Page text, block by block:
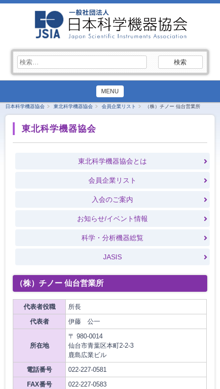
索:
MENU
日本科学機器協会 東北科学機器協会 会員企業リスト （株）チノー 仙台営業所
東北科学機器協会
東北科学機器協会とは
会員企業リスト
入会のご案内
お知らせ/イベント情報
科学・分析機器総覧
JASIS
（株）チノー 仙台営業所
代表者役職
所長
代表者
伊藤 公一
所在地
〒 980-0014
仙台市青葉区本町2-2-3
鹿島広業ビル
電話番号
022-227-0581
FAX番号
022-227-0583